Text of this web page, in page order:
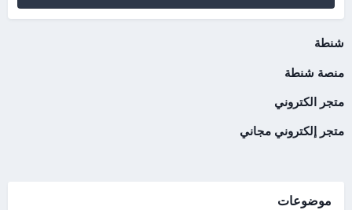
شنطة
منصة شنطة
متجر الكتروني
متجر إلكتروني مجاني
موضوعات